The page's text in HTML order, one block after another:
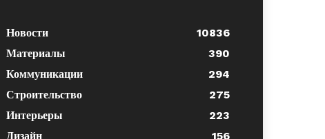
Новости
10836
Материалы
390
Коммуникации
294
Строительство
275
Интерьеры
223
Дизайн
156